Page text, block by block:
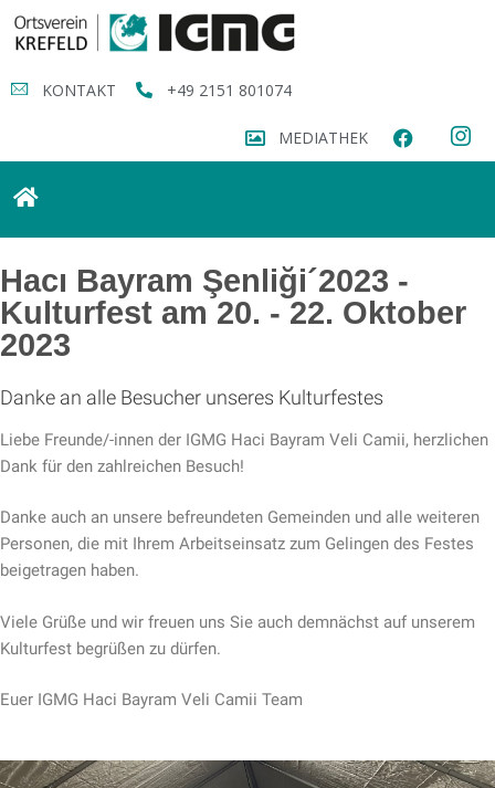
KONTAKT +49 2151 801074
MEDIATHEK
Hacı Bayram Şenliği´2023 -
Kulturfest am 20. - 22. Oktober
2023
Danke an alle Besucher unseres Kulturfestes
Liebe Freunde/-innen der IGMG Haci Bayram Veli Camii, herzlichen
Dank für den zahlreichen Besuch!
Danke auch an unsere befreundeten Gemeinden und alle weiteren
Personen, die mit Ihrem Arbeitseinsatz zum Gelingen des Festes
beigetragen haben.
Viele Grüße und wir freuen uns Sie auch demnächst auf unserem
Kulturfest begrüßen zu dürfen.
Euer IGMG Haci Bayram Veli Camii Team